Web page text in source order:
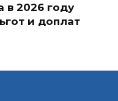
в 2026 году
и доплат